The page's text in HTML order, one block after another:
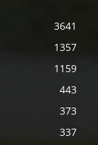
3641
1357
1159
443
373
337